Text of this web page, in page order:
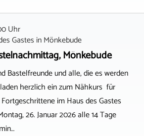
Uhr
Gastes inMönkebude
Mönkebude
Bastelfreunde und alle, die es werden
herzlich ein zum Nähkurs für
im Haus des Gastes
26. Januar 2026 alle 14 Tage